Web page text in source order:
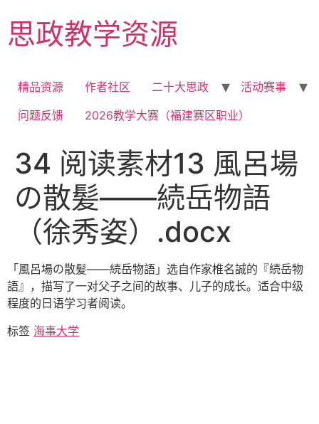
content
思政教学资源
精品资源 作者社区 二十大思政
活动赛事
问题反馈
2026教学大赛（福建赛区职业）
34 阅读素材13 風呂場
の散髪――続岳物語
（徐秀姿）.docx
「風呂場の散髪――続岳物語」选自作家椎名誠的『続岳物
語』，描写了一对父子之间的故事、儿子的成长。适合中级
程度的日语学习者阅读。
标签 海事大学